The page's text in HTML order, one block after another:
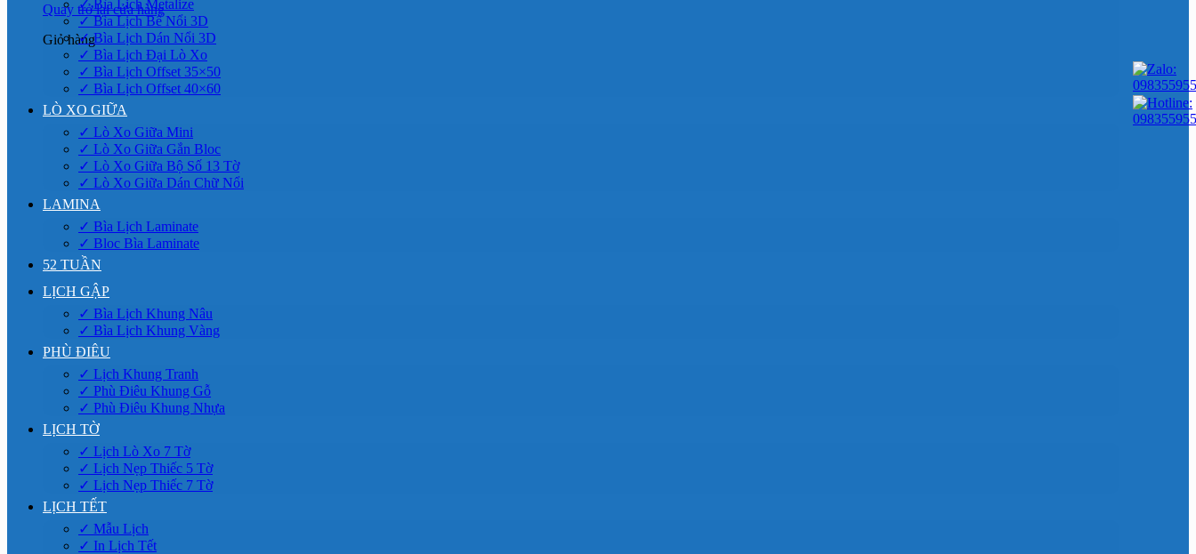
Quay trở lại cửa hàng
Giỏ hàng
✓ Bìa Lịch Metalize
✓ Bìa Lịch Bế Nổi 3D
✓ Bìa Lịch Dán Nổi 3D
✓ Bìa Lịch Đại Lò Xo
✓ Bìa Lịch Offset 35×50
✓ Bìa Lịch Offset 40×60
LÒ XO GIỮA
✓ Lò Xo Giữa Mini
✓ Lò Xo Giữa Gắn Bloc
✓ Lò Xo Giữa Bộ Số 13 Tờ
✓ Lò Xo Giữa Dán Chữ Nổi
LAMINA
✓ Bìa Lịch Laminate
✓ Bloc Bìa Laminate
52 TUẦN
LỊCH GẬP
✓ Bìa Lịch Khung Nâu
✓ Bìa Lịch Khung Vàng
PHÙ ĐIÊU
✓ Lịch Khung Tranh
✓ Phù Điêu Khung Gỗ
✓ Phù Điêu Khung Nhựa
LỊCH TỜ
✓ Lịch Lò Xo 7 Tờ
✓ Lịch Nẹp Thiếc 5 Tờ
✓ Lịch Nẹp Thiếc 7 Tờ
LỊCH TẾT
✓ Mẫu Lịch
✓ In Lịch Tết